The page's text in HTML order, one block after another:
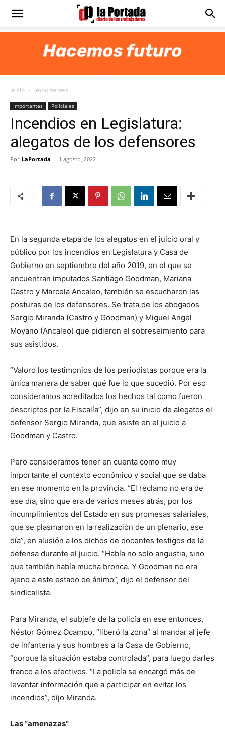
Diario
Portada
Inicio Importantes
Importantes Policiales
Incendios en Legislatura:
alegatos de los defensores
Por LaPortada - 1 agosto, 2022
En la segunda etapa de los alegatos en el juicio oral y
público por los incendios en Legislatura y Casa de
Gobierno en septiembre del año 2019, en el que se
encuentran imputados Santiago Goodman, Mariana
Castro y Marcela Ancaleo, también se escucharon las
posturas de los defensores. Se trata de los abogados
Sergio Miranda (Castro y Goodman) y Miguel Angel
Moyano (Ancaleo) que pidieron el sobreseimiento para
sus asistidos.
“Valoro los testimonios de los periodistas porque era la
única manera de saber qué fue lo que sucedió. Por eso
consideramos acreditados los hechos tal como fueron
descriptos por la Fiscalía”, dijo en su inicio de alegatos el
defensor Sergio Miranda, que asiste en el juicio a
Goodman y Castro.
Pero consideramos tener en cuenta como muy
importante el contexto económico y social que se daba
en ese momento en la provincia. “El reclamo no era de
ese día, sino que era de varios meses atrás, por los
incumplimientos del Estado en sus promesas salariales,
que se plasmaron en la realización de un plenario, ese
día”, en alusión a los dichos de docentes testigos de la
defensa durante el juicio. “Había no solo angustia, sino
que también había mucha bronca. Y Goodman no era
ajeno a este estado de ánimo”, dijo el defensor del
sindicalista.
Para Miranda, el subjefe de la policía en ese entonces,
Néstor Gómez Ocampo, “liberó la zona” al mandar al jefe
de infantería y sus hombres a la Casa de Gobierno,
“porque la situación estaba controlada”, para luego darles
franco a los efectivos. “La policía se encargó más de
levantar información que a participar en evitar los
incendios”, dijo Miranda.
Las “amenazas”